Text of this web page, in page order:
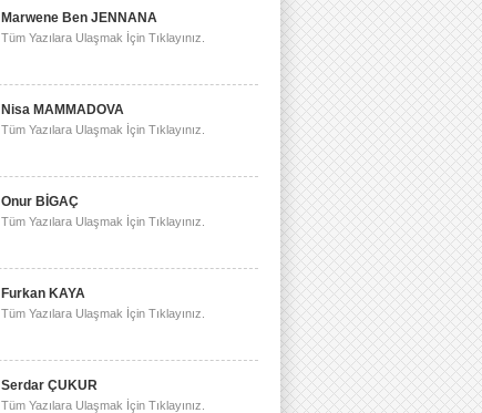
Marwene Ben JENNANA
Tüm Yazılara Ulaşmak İçin Tıklayınız.
Nisa MAMMADOVA
Tüm Yazılara Ulaşmak İçin Tıklayınız.
Onur BİGAÇ
Tüm Yazılara Ulaşmak İçin Tıklayınız.
Furkan KAYA
Tüm Yazılara Ulaşmak İçin Tıklayınız.
Serdar ÇUKUR
Tüm Yazılara Ulaşmak İçin Tıklayınız.